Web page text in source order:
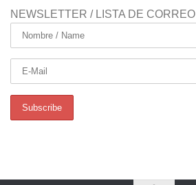
NEWSLETTER / LISTA DE CORREO